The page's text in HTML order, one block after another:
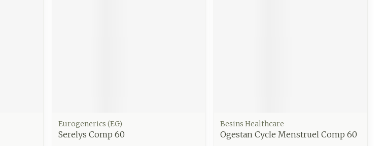
Eurogenerics (EG)
Serelys Comp 60
Besins Healthcare
Ogestan Cycle Menstruel Comp 60